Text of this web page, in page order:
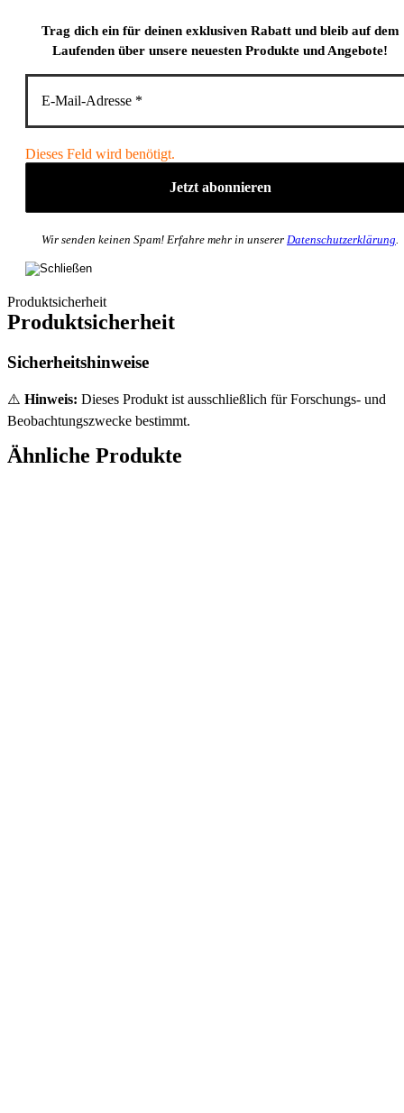
Trag dich ein für deinen exklusiven Rabatt und bleib auf dem
Laufenden über unsere neuesten Produkte und Angebote!
Dieses Feld wird benötigt.
Wir senden keinen Spam! Erfahre mehr in unserer Datenschutzerklärung
Produktsicherheit
Produktsicherheit
Sicherheitshinweise
⚠️ Hinweis: Dieses Produkt ist ausschließlich für Forschungs- und
Beobachtungszwecke bestimmt.
Ähnliche Produkte